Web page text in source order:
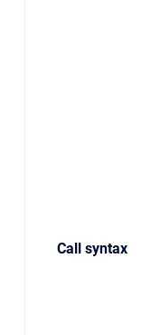
Call syntax